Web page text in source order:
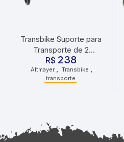
Transbike Suporte para
Transporte de 2
Bicicletas para Mala
R$ 238
Altmayer Transbike
transporte